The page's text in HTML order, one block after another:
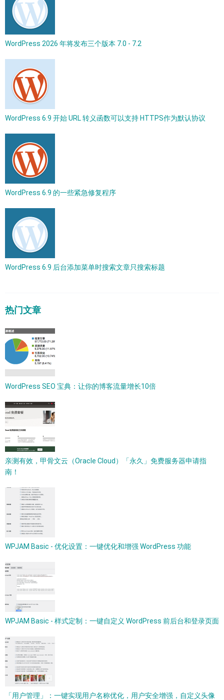
WordPress 2026 年将发布三个版本 7.0 - 7.2
WordPress 6.9 开始 URL 转义函数可以支持 HTTPS作为默认协议
WordPress 6.9 的一些紧急修复程序
WordPress 6.9 后台添加菜单时搜索文章只搜索标题
热门文章
WordPress SEO 宝典：让你的博客流量增长10倍
亲测有效，甲骨文云（Oracle Cloud）「永久」免费服务器申请指
南！
WPJAM Basic - 优化设置：一键优化和增强 WordPress 功能
WPJAM Basic - 样式定制：一键自定义 WordPress 前后台和登录页面
「用户管理」：一键实现用户名称优化，用户安全增强，自定义头像